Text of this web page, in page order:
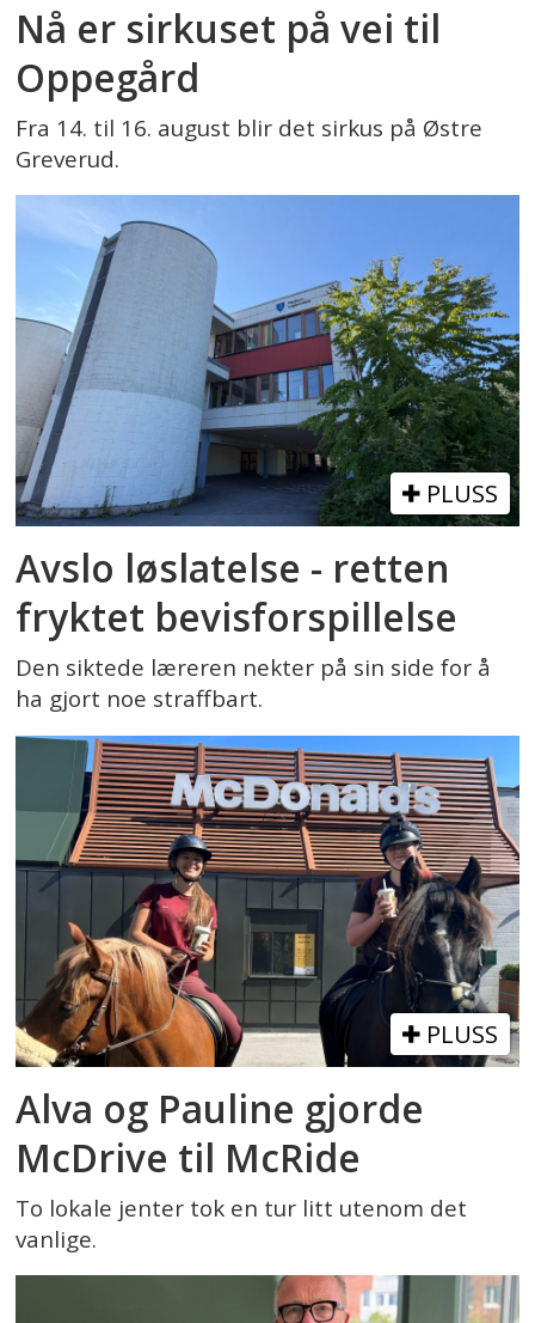
Nå er sirkuset på vei til
Oppegård
Fra 14. til 16. august blir det sirkus på Østre
Greverud.
PLUSS
Avslo løslatelse - retten
fryktet bevisforspillelse
Den siktede læreren nekter på sin side for å
ha gjort noe straffbart.
PLUSS
Alva og Pauline gjorde
McDrive til McRide
To lokale jenter tok en tur litt utenom det
vanlige.